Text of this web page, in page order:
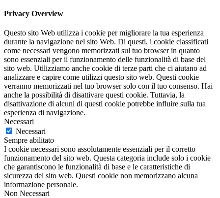
Privacy Overview
Questo sito Web utilizza i cookie per migliorare la tua esperienza
durante la navigazione nel sito Web. Di questi, i cookie classificati
come necessari vengono memorizzati sul tuo browser in quanto
sono essenziali per il funzionamento delle funzionalità di base del
sito web. Utilizziamo anche cookie di terze parti che ci aiutano ad
analizzare e capire come utilizzi questo sito web. Questi cookie
verranno memorizzati nel tuo browser solo con il tuo consenso. Hai
anche la possibilità di disattivare questi cookie. Tuttavia, la
disattivazione di alcuni di questi cookie potrebbe influire sulla tua
esperienza di navigazione.
Necessari
Necessari
Sempre abilitato
I cookie necessari sono assolutamente essenziali per il corretto
funzionamento del sito web. Questa categoria include solo i cookie
che garantiscono le funzionalità di base e le caratteristiche di
sicurezza del sito web. Questi cookie non memorizzano alcuna
informazione personale.
Non Necessari